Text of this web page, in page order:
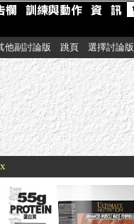
他副討論版 跳頁 選擇討論版